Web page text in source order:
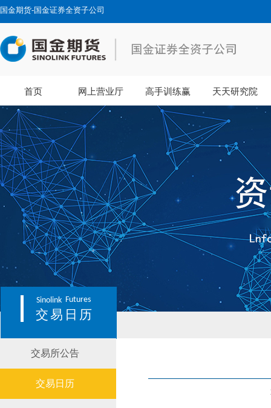
国金期货-国金证券全资子公司
首页 网上营业厅 高手训练赢 天天研究院
Sinolink Futures
交易日历
交易所公告
交易日历